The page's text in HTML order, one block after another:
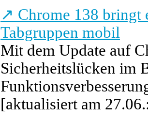
↗ Chrome 138 bringt
Tabgruppen mobil
Mit dem Update auf
Sicherheitslücken im
[aktualisiert am